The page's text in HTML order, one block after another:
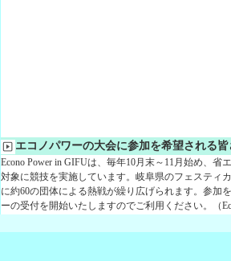
エコノパワーの大会に参加を希望される
Econo Power in GIFUは、毎年10月末～11月始め、
対象に競技を実施しています。岐阜県のフェスティ
に約60の団体による熱戦が繰り広げられます。参加
ーの受付を開始いたしますのでご利用ください。（